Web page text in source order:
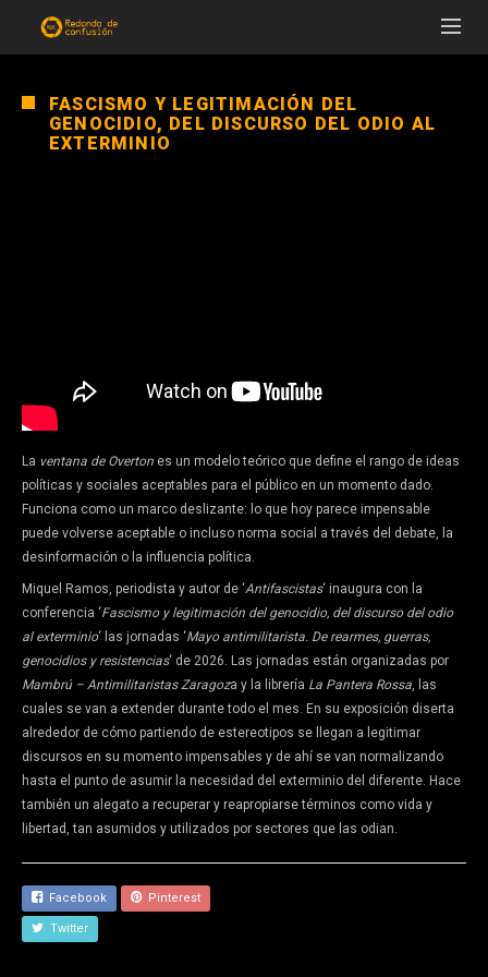
FASCISMO Y LEGITIMACIÓN DEL
GENOCIDIO, DEL DISCURSO DEL ODIO AL
EXTERMINIO
La ventana de Overton es un modelo teórico que define el rango de ideas
políticas y sociales aceptables para el público en un momento dado.
Funciona como un marco deslizante: lo que hoy parece impensable
puede volverse aceptable o incluso norma social a través del debate, la
desinformación o la influencia política.
Miquel Ramos, periodista y autor de ‘Antifascistas‘ inaugura con la
conferencia ‘Fascismo y legitimación del genocidio, del discurso del odio
al exterminio‘ las jornadas ‘Mayo antimilitarista. De rearmes, guerras,
genocidios y resistencias‘ de 2026. Las jornadas están organizadas por
Mambrú – Antimilitaristas Zaragoza y la librería La Pantera Rossa , las
cuales se van a extender durante todo el mes. En su exposición diserta
alrededor de cómo partiendo de estereotipos se llegan a legitimar
discursos en su momento impensables y de ahí se van normalizando
hasta el punto de asumir la necesidad del exterminio del diferente. Hace
también un alegato a recuperar y reapropiarse términos como vida y
libertad, tan asumidos y utilizados por sectores que las odian.
Facebook Pinterest
Twitter